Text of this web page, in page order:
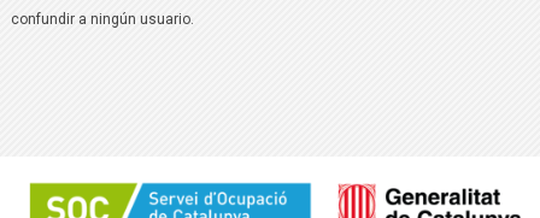
confundir a ningún usuario.